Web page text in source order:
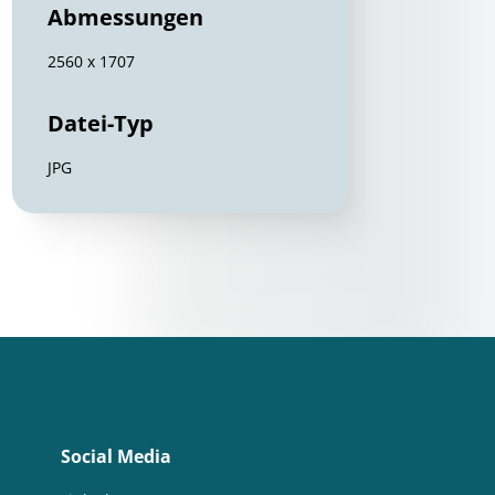
Abmessungen
2560 x 1707
Datei-Typ
JPG
Social Media